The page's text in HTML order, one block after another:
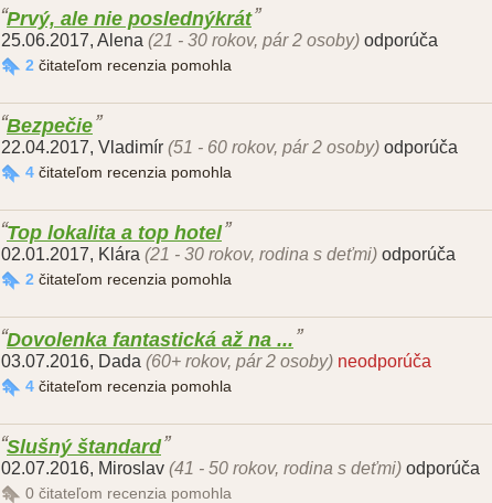
Prvý, ale nie poslednýkrát
25.06.2017, Alena (21 - 30 rokov, pár 2 osoby) odporúča
2 čitateľom recenzia pomohla
Bezpečie
22.04.2017, Vladimír (51 - 60 rokov, pár 2 osoby) odporúča
4 čitateľom recenzia pomohla
Top lokalita a top hotel
02.01.2017, Klára (21 - 30 rokov, rodina s deťmi) odporúča
2 čitateľom recenzia pomohla
Dovolenka fantastická až na ...
03.07.2016, Dada (60+ rokov, pár 2 osoby) neodporúča
4 čitateľom recenzia pomohla
Slušný štandard
02.07.2016, Miroslav (41 - 50 rokov, rodina s deťmi) odporúča
0 čitateľom recenzia pomohla